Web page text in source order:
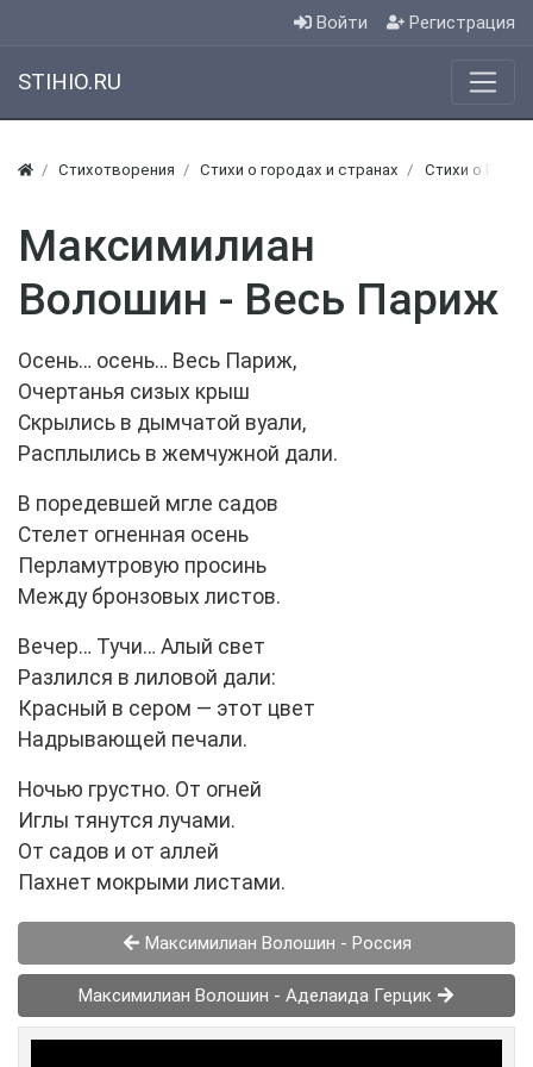
Войти Регистрация
STIHIO.RU
Стихотворения Стихи о городах и странах Стихи о
Максимилиан
Волошин - Весь Париж
Осень… осень… Весь Париж,
Очертанья сизых крыш
Скрылись в дымчатой вуали,
Расплылись в жемчужной дали.
В поредевшей мгле садов
Стелет огненная осень
Перламутровую просинь
Между бронзовых листов.
Вечер… Тучи… Алый свет
Разлился в лиловой дали:
Красный в сером — этот цвет
Надрывающей печали.
Ночью грустно. От огней
Иглы тянутся лучами.
От садов и от аллей
Пахнет мокрыми листами.
Максимилиан Волошин - Россия
Максимилиан Волошин - Аделаида Герцик